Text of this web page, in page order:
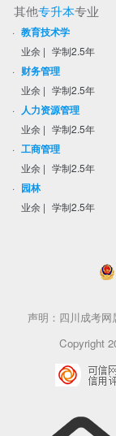
其他专升本专业
· 教育技术学
业余 | 学制2.5年
· 财务管理
业余 | 学制2.5年
· 人力资源管理
业余 | 学制2.5年
· 工商管理
业余 | 学制2.5年
· 园林
业余 | 学制2.5年
声明：四川成考
Copyright